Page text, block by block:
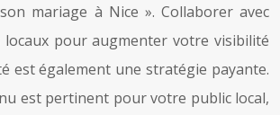
mariage à Nice ». Collaborer avec
locaux pour augmenter votre visibilité
est également une stratégie payante.
est pertinent pour votre public local,